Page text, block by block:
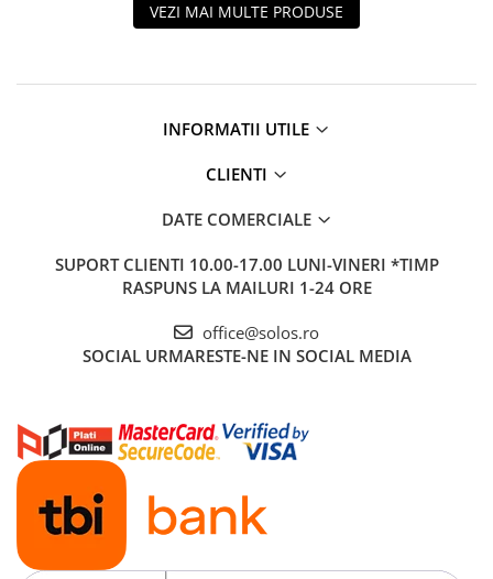
VEZI MAI MULTE PRODUSE
INFORMATII UTILE
CLIENTI
DATE COMERCIALE
SUPORT CLIENTI 10.00-17.00 LUNI-VINERI *TIMP
RASPUNS LA MAILURI 1-24 ORE
office@solos.ro
SOCIAL URMARESTE-NE IN SOCIAL MEDIA